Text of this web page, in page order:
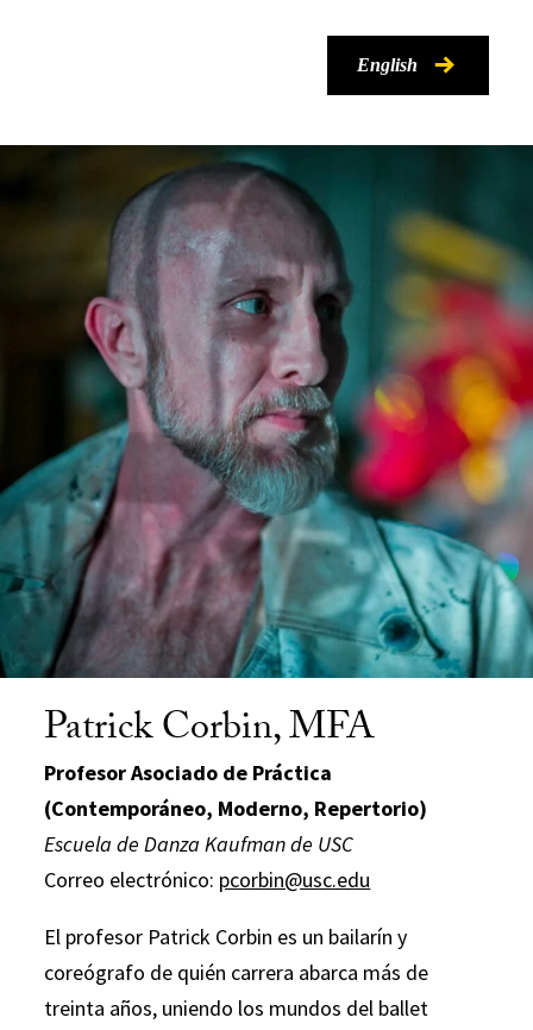
English
Patrick Corbin, MFA
Profesor Asociado de Práctica
(Contemporáneo, Moderno, Repertorio)
Escuela de Danza Kaufman de USC
Correo electrónico: pcorbin@usc.edu
El profesor Patrick Corbin es un bailarín y
coreógrafo de quién carrera abarca más de
treinta años, uniendo los mundos del ballet